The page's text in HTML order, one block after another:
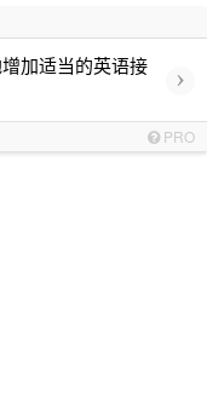
加适当的英语接
›
PRO